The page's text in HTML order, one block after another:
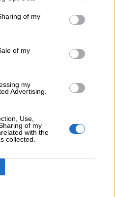
of my
of my
my
Advertising.
Use,
of my
with the
collected.
colorare